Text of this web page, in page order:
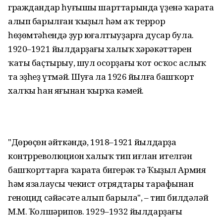
граждандар һуғышы шарттарында үҙенә ҡарата
алып барылған ҡыҙыл һәм аҡ террор
һөҙөмтәһендә ҙур юғалтыуҙарға дусар була.
1920–1921 йылдарҙағы халыҡ хәрәкәттәрен
ҡаты баҫтырыу, шул осорҙағы ҡот осҡос аслыҡ
та эҙһеҙ үтмәй. Шуға ла 1926 йылға башҡорт
халҡы һан яғынан ҡырҡа кәмей.
"Дөрөҫөн әйткәндә, 1918–1921 йылдарҙа
контрреволюцион халыҡ тип иғлан ителгән
башҡорттарға ҡарата бигерәк тә Ҡыҙыл Армия
һәм язалаусы чекист отрядтары тарафынан
геноцид сәйәсәте алып барыла", – тип билдәләй
М.М. Ҡолшәрипов. 1929–1932 йылдарҙағы